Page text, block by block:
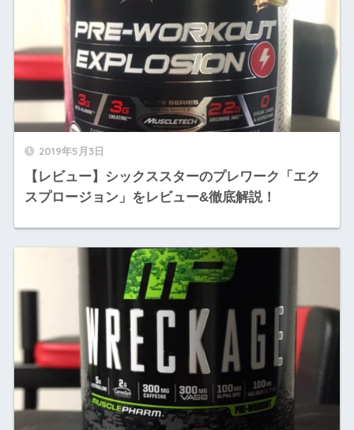
2019年5月3日
【レビュー】シックススターのプレワーク「エク
スプロージョン」をレビュー&徹底解説！